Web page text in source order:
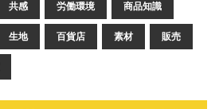
共感 労働環境 商品知識
生地 百貨店 素材 販売